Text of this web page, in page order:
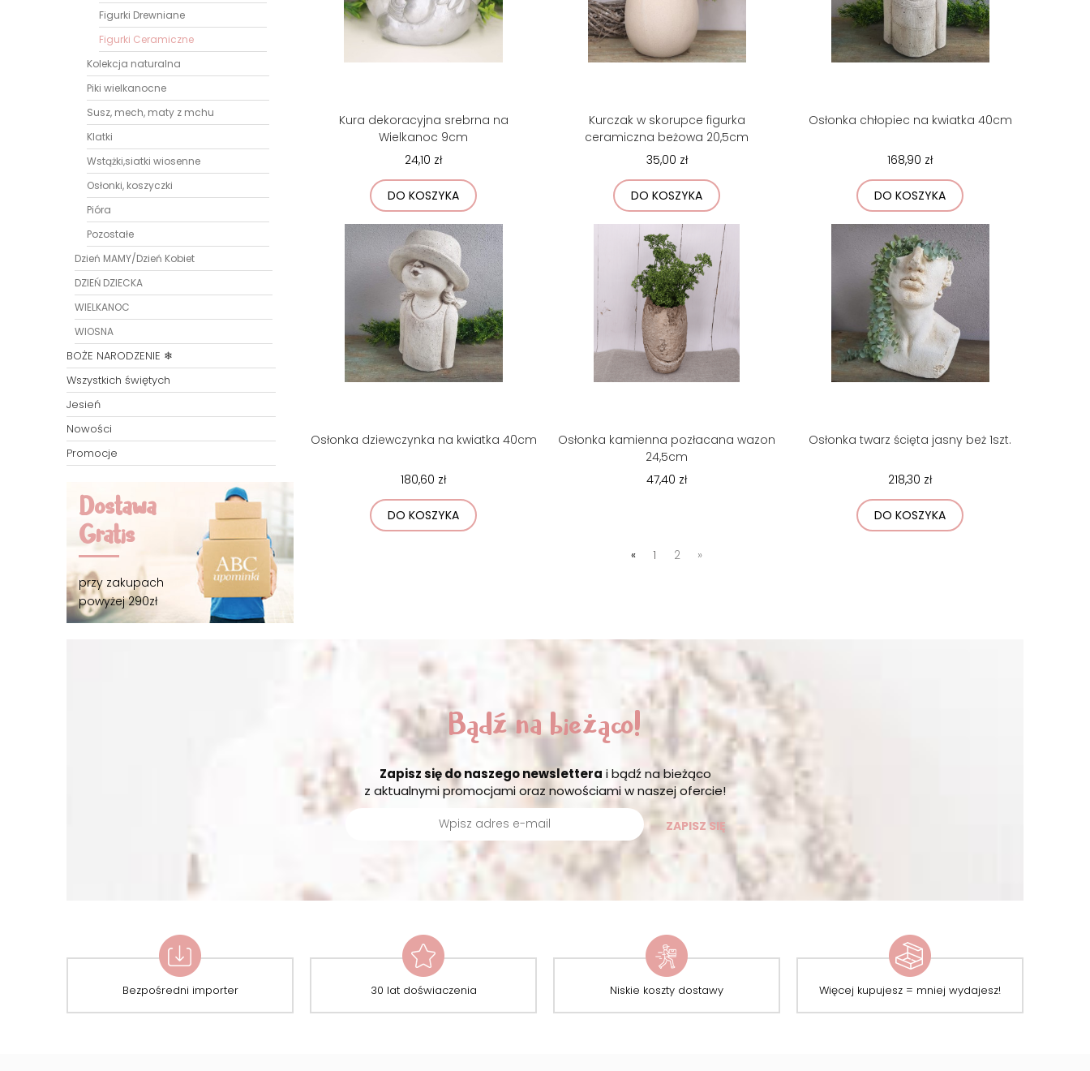
Figurki Drewniane
Figurki Ceramiczne
Kolekcja naturalna
Piki wielkanocne
Susz, mech, maty z mchu
Klatki
Wstążki,siatki wiosenne
Osłonki, koszyczki
Pióra
Pozostałe
Dzień MAMY/Dzień Kobiet
DZIEŃ DZIECKA
WIELKANOC
WIOSNA
BOŻE NARODZENIE ❄
Wszystkich świętych
Jesień
Nowości
Promocje
Dostawa
Gratis
przy zakupach
powyżej 290zł
Kura dekoracyjna srebrna na
Wielkanoc 9cm
24,10 zł
DO KOSZYKA
Kurczak w skorupce figurka
ceramiczna beżowa 20,5cm
35,00 zł
DO KOSZYKA
Osłonka chłopiec na kwiatka 40cm
168,90 zł
DO KOSZYKA
Osłonka dziewczynka na kwiatka 40cm
180,60 zł
DO KOSZYKA
Osłonka kamienna pozłacana wazon
24,5cm
47,40 zł
Osłonka twarz ścięta jasny beż 1szt.
218,30 zł
DO KOSZYKA
« 1 2 »
Bądź na bieżąco!
Zapisz się do naszego newslettera i bądź na bieżąco
z aktualnymi promocjami oraz nowościami w naszej ofercie!
ZAPISZ SIĘ
Bezpośredni importer 30 lat doświaczenia Niskie koszty dostawy Więcej kupujesz = mniej wydajesz!